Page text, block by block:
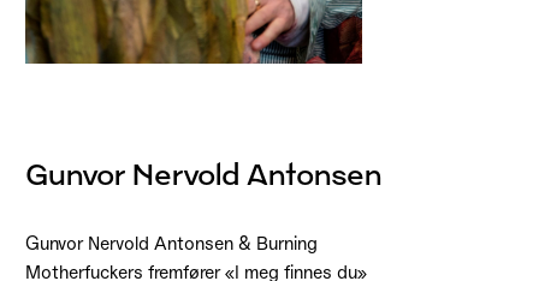
Gunvor Nervold Antonsen
Gunvor Nervold Antonsen & Burning
Motherfuckers fremfører «I meg finnes du»